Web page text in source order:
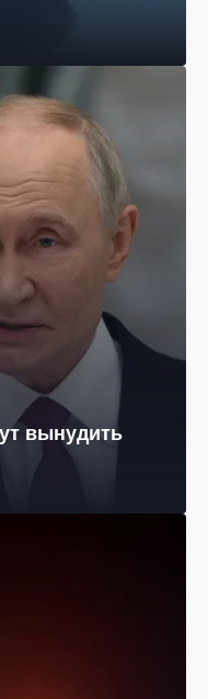
вынудить